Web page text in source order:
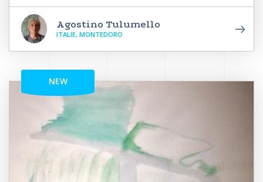
Agostino Tulumello
ITALIE, MONTEDORO
NEW